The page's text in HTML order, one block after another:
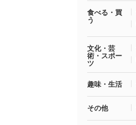
食べる・買
う
文化・芸
術・スポー
ツ
趣味・生活
その他